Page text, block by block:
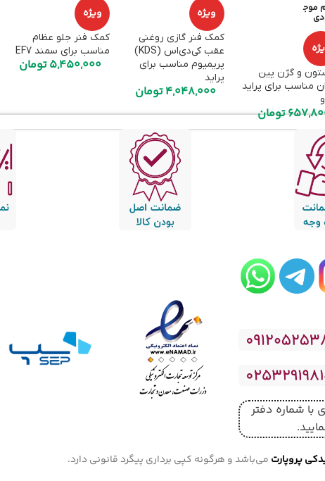
موج
و گژن پین
مناسب برای پراید
تومان
ویژه
کمک فنر گازی روغنی
عقب کی‌دی‌اس (KDS)
پریمیوم مناسب برای
پراید
4,048,000تومان
ویژه
کمک فنر جلو عظام
مناسب برای سمند EF7
5,450,000تومان
Read
Read
با شماره دفتر
​.
پروپارت می‌باشد و هرگونه کپی برداری پیگرد قانونی دارد.